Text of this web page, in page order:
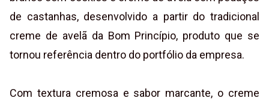
de castanhas, desenvolvido a partir do tradicional
creme de avelã da Bom Princípio, produto que se
tornou referência dentro do portfólio da empresa.
Com textura cremosa e sabor marcante, o creme